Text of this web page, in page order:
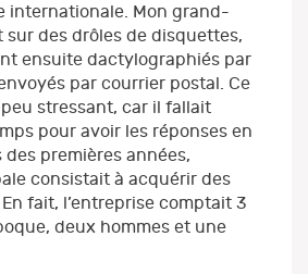
internationale. Mon grand-
des drôles de disquettes,
ensuite dactylographiés par
par courrier postal. Ce
stressant, car il fallait
pour avoir les réponses en
premières années,
consistait à acquérir des
fait, l’entreprise comptait 3
deux hommes et une